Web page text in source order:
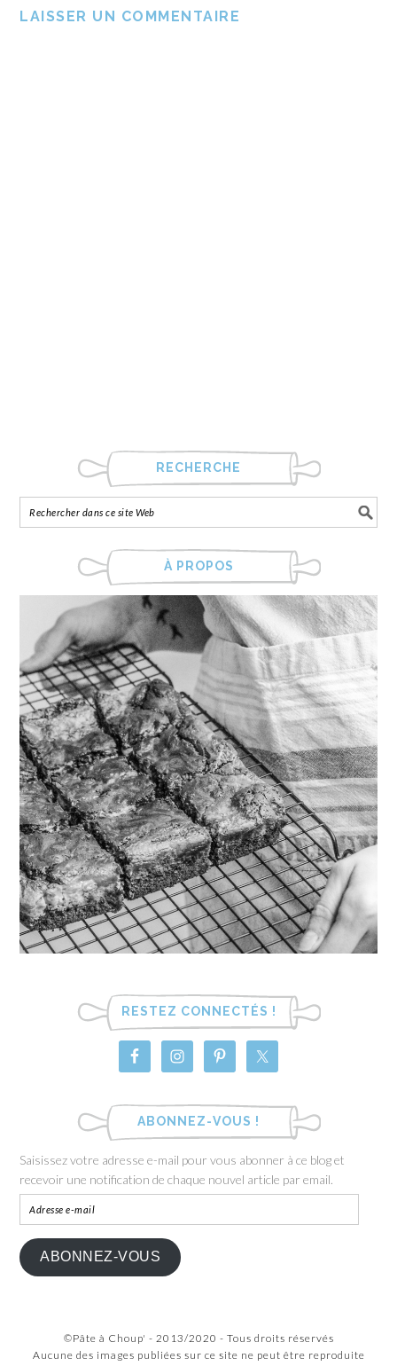
LAISSER UN COMMENTAIRE
RECHERCHE
À PROPOS
RESTEZ CONNECTÉS !
ABONNEZ-VOUS !
Saisissez votre adresse e-mail pour vous abonner à ce blog et
recevoir une notification de chaque nouvel article par email.
ABONNEZ-VOUS
©Pâte à Choup' - 2013/2020 - Tous droits réservés
Aucune des images publiées sur ce site ne peut être reproduite